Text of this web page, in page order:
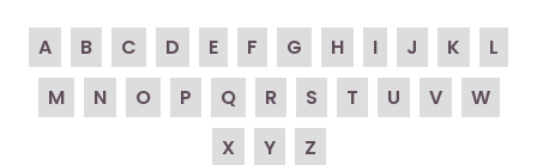
A B C D E F G H I J K
L
M
N O P Q R S T U V
W
X
Y Z